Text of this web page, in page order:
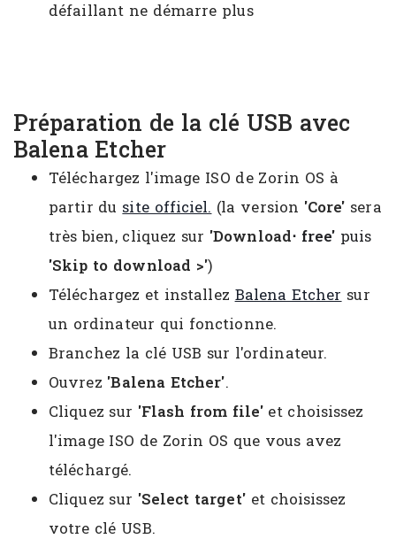
défaillant ne démarre plus
Préparation de la clé USB avec
Balena Etcher
Téléchargez l'image ISO de Zorin OS à
partir du site officiel. (la version 'Core' sera
très bien, cliquez sur 'Download⋅ free' puis
'Skip to download >')
Téléchargez et installez Balena Etcher sur
un ordinateur qui fonctionne.
Branchez la clé USB sur l'ordinateur.
Ouvrez 'Balena Etcher'.
Cliquez sur 'Flash from file'et choisissez
l'image ISO de Zorin OS que vous avez
téléchargé.
Cliquez sur 'Select target'et choisissez
votre clé USB.